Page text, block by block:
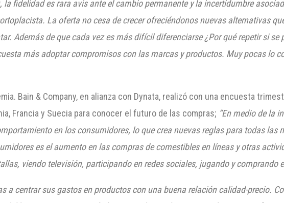
fidelidad es rara avis ante el cambio permanente y la incertidumbre asocia
La oferta no cesa de crecer ofreciéndonos nuevas alternativas
Además de que cada vez es más difícil diferenciarse ¿Por qué repetir si se
más adoptar compromisos con las marcas y productos. Muy pocas lo
Bain & Company, en alianza con Dynata, realizó con una encuesta
Francia y Suecia para conocer el futuro de las compras; “En medio de la
en los consumidores, lo que crea nuevas reglas para todas las
es el aumento en las compras de comestibles en líneas y otras
viendo televisión, participando en redes sociales, jugando y comprando
a centrar sus gastos en productos con una buena relación calidad-precio.